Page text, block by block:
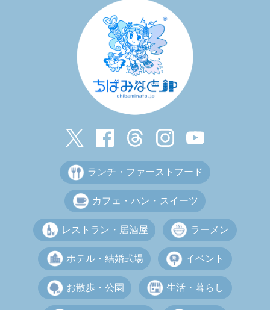
ランチ・ファーストフード
カフェ・パン・スイーツ
レストラン・居酒屋 ラーメン
ホテル・結婚式場 イベント
お散歩・公園 生活・暮らし